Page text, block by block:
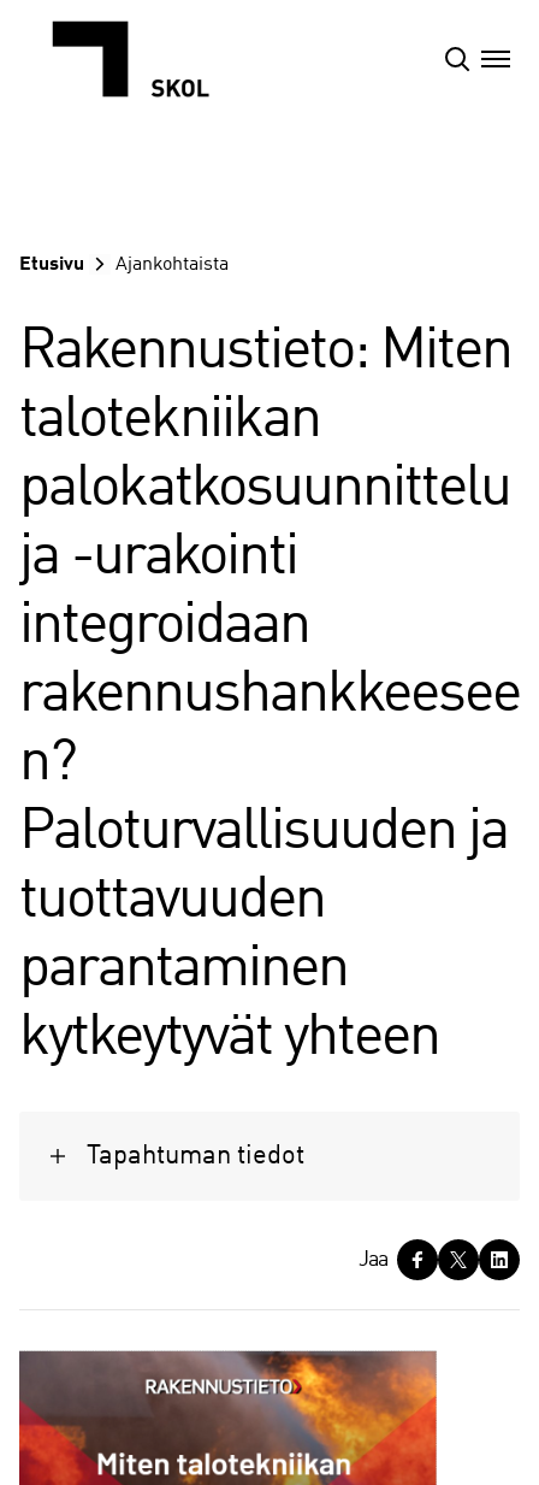
sisältöön
Etusivu Ajankohtaista
Rakennustieto: Miten
talotekniikan
palokatkosuunnittelu
ja -urakointi
integroidaan
rakennushankkeesee
n?
Paloturvallisuuden ja
tuottavuuden
parantaminen
kytkeytyvät yhteen
Tapahtuman tiedot
a
Jaa